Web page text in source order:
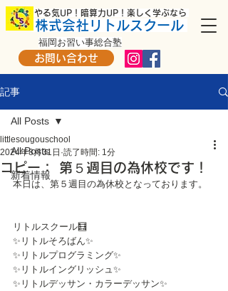
​ やる気UP！暗算力UP！楽しく学ぶなら
株式会社リトルスクール
お問い合わせ
福岡お習い事総合塾
記事
All Posts
新着情報
All Posts
コピー： 第５週目の為休校です！
littlesougouschool
2024年8月31日 読了時間: 1分
本日は、第５週目の為休校となっております。
リトルスクール🧮
✨リトルそろばん✨
✨リトルプログラミング✨
✨リトルイングリッシュ✨
✨リトルデッサン・カラーデッサン✨